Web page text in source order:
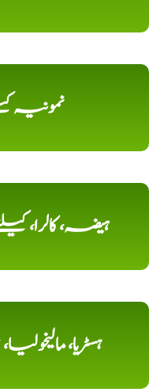
نمونیہ
ہیضہ، کالرا،
ہسٹریا،